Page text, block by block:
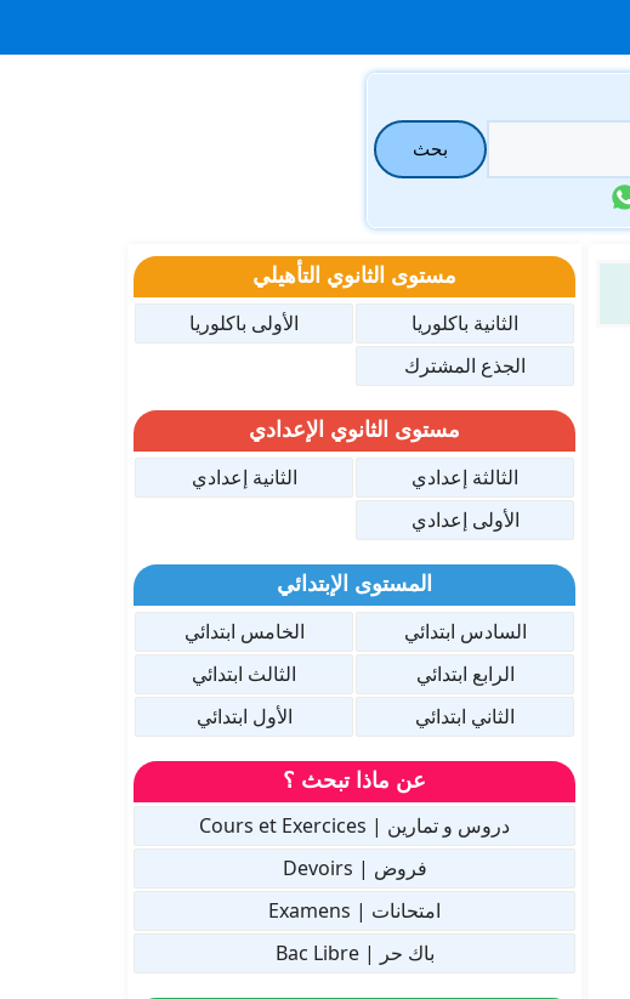
بحث
مستوى الثانوي التأهيلي
الثانية باكلوريا
الأولى باكلوريا
الجذع المشترك
مستوى الثانوي الإعدادي
الثالثة إعدادي
الثانية إعدادي
الأولى إعدادي
المستوى الإبتدائي
السادس ابتدائي
الخامس ابتدائي
الرابع ابتدائي
الثالث ابتدائي
الثاني ابتدائي
الأول ابتدائي
عن ماذا تبحث ؟
دروس و تمارين | Cours et Exercices
فروض | Devoirs
امتحانات | Examens
باك حر | Bac Libre